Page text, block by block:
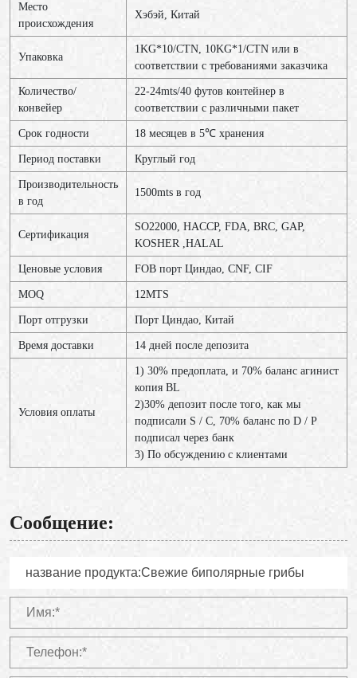
Место
происхождения
Хэбэй, Китай
Упаковка
1KG*10/CTN, 10KG*1/CTN или в
соответствии с требованиями заказчика
Количество/
конвейер
22-24mts/40 футов контейнер в
соответствии с различными пакет
Срок годности 18 месяцев в 5℃ хранения
Период поставки Круглый год
Производительность
в год
1500mts в год
Сертификация
SO22000, HACCP, FDA, BRC, GAP,
KOSHER ,HALAL
Ценовые условия FOB порт Циндао, CNF, CIF
MOQ 12МТS
Порт отгрузки Порт Циндао, Китай
Время доставки 14 дней после депозита
Условия оплаты
1) 30% предоплата, и 70% баланс агинист
копия BL
2)30% депозит после того, как мы
подписали S / C, 70% баланс по D / P
подписал через банк
3) По обсуждению с клиентами
Сообщение: